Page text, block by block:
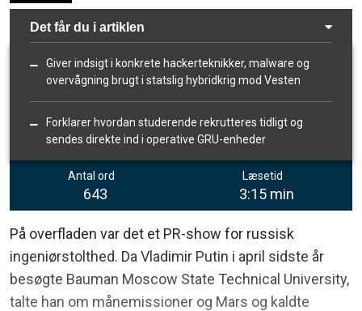
Det får du i artiklen
Giver indsigt i konkrete hackerteknikker, malware og
overvågning brugt i statslig hybridkrig mod Vesten
Forklarer hvordan studerende rekrutteres tidligt og
sendes direkte ind i operative GRU-enheder
Antal ord
643
Læsetid
3:15 min
På overfladen var det et PR-show for russisk
ingeniørstolthed. Da Vladimir Putin i april sidste år
besøgte Bauman Moscow State Technical University,
talte han om månemissioner og Mars og kaldte